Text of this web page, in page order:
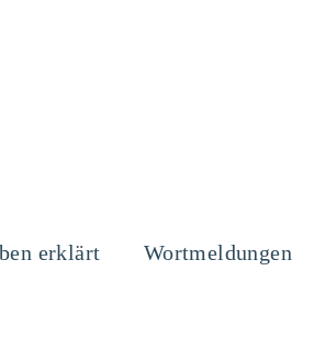
erklärt Wortmeldungen